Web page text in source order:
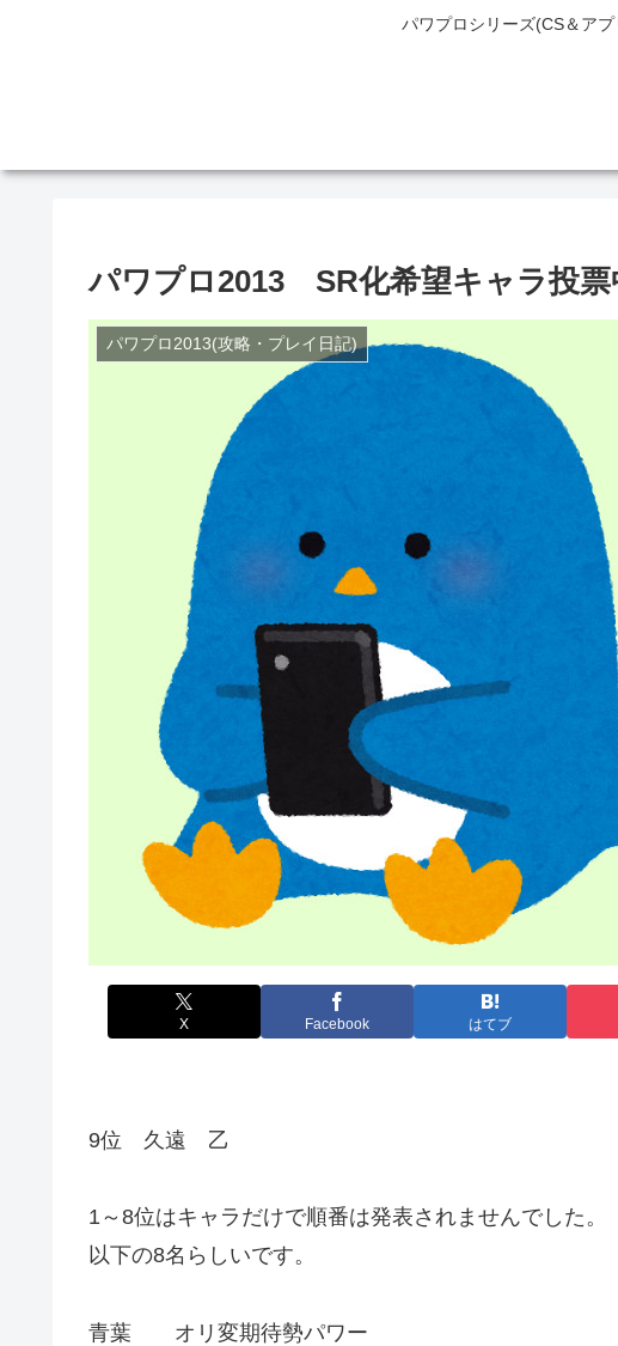
パワプロシリーズ(CS＆ア
パワプロ2013 SR化希望キャラ投票
パワプロ2013(攻略・プレイ日記)
X Facebook はてブ
9位 久遠 乙
1～8位はキャラだけで順番は発表されませんでした。
以下の8名らしいです。
青葉 オリ変期待勢パワー